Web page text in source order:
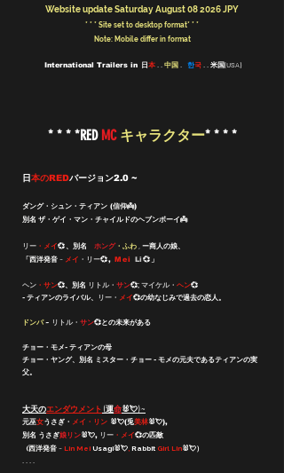
Website update Saturday August 08 2026 JPY
* * * Site set to desktop format* * *
Note: Mobile differ in format
International Trailers in 日本 . . 中国 . 한국 . . 米国(USA)
* * * *RED MC キャラクター* * * *
日本のREDバージョン2.0 ~
ダング・シュン・ティアン (信仰👼)
別名 ザ・ゲイ・マン・チャイルドのヘブンボーイ👼
リー ・メイ💞 、別名 ホング・ふわ, ー商人の娘、
「西洋発音 ~ メイ ・リー💞,Mei Li💞」
ヘン ・サン💞、別名 リトル・ サン💞; マイケル・ ヘン💞
- ティアンのライバル、
リー・ メイ💞の幼なじみで過去の恋人。
ドンパ~ リトル・ サン💞との未来がある
チョー・モメ- ティアンの母
チョー・ヤング、別名 ミスター・チョー - モメの元夫であるティアンの実
父。
大天のエンダウメント (運命🐰💘) ~
元巫女うさぎ・ メイ・リン 🐰💘(兎美林🐰💘),
別名 うさぎ娘リン🐰💘, リー ・メイ💞の匹敵
(西洋発音 ~ Lin Mei Usagi🐰💘, Rabbit Girl Lin🐰💘）
. . . . ​